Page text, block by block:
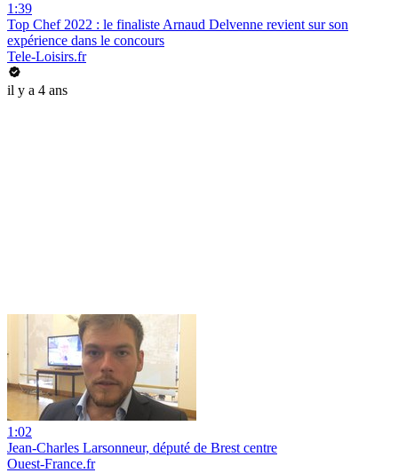
1:39
Top Chef 2022 : le finaliste Arnaud Delvenne revient sur son
expérience dans le concours
Tele-Loisirs.fr
il y a 4 ans
1:02
Jean-Charles Larsonneur, député de Brest centre
Ouest-France.fr